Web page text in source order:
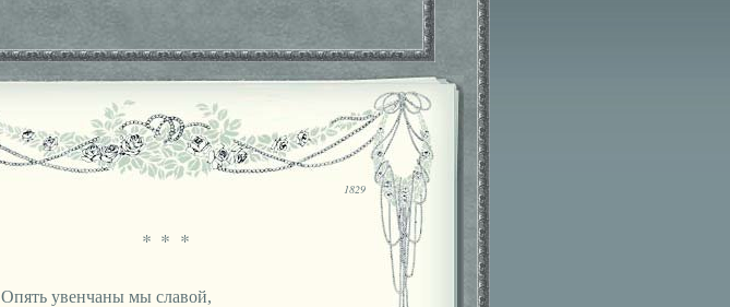
1829
* * *
Опять увенчаны мы славой,